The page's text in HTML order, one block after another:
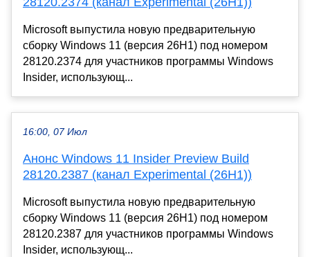
Microsoft выпустила новую предварительную
сборку Windows 11 (версия 26H1) под номером
28120.2374 для участников программы Windows
Insider, использующ...
16:00, 07 Июл
Анонс Windows 11 Insider Preview Build
28120.2387 (канал Experimental (26H1))
Microsoft выпустила новую предварительную
сборку Windows 11 (версия 26H1) под номером
28120.2387 для участников программы Windows
Insider, использующ...